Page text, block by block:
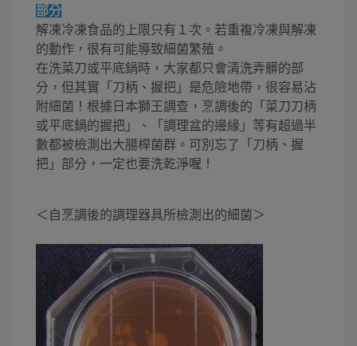
部分
解凍冷凍食品的上限只有１次。若重複冷凍與解凍
的動作，很有可能導致細菌繁殖。
在洗菜刀或平底鍋時，大家都只會清洗弄髒的部
分，但其實「刀柄、握把」是危險地帶，很容易沾
附細菌！根據日本獅王調查，烹調後的「菜刀刀柄
或平底鍋的握把」、「調理盆的邊緣」等有超過半
數都被檢測出大腸桿菌群。可別忘了「刀柄、握
把」部分，一定也要洗乾淨喔！
＜自烹調後的調理器具所檢測出的細菌＞